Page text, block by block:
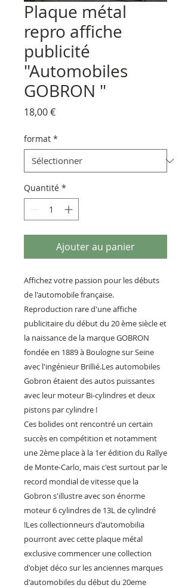
Plaque métal
repro affiche
publicité
"Automobiles
GOBRON "
18,00 €Prix
format *
Quantité *
Ajouter au panier
Affichez votre passion pour les débuts
de l'automobile française.
Reproduction rare d'une affiche
publicitaire du début du 20 ème siècle et
la naissance de la marque GOBRON
fondée en 1889 à Boulogne sur Seine
avec l'ingénieur Brillié.Les automobiles
Gobron étaient des autos puissantes
avec leur moteur Bi-cylindres et deux
pistons par cylindre !
Ces bolides ont rencontré un certain
succès en compétition et notamment
une 2ème place à la 1er édition du Rallye
de Monte-Carlo, mais c'est surtout par le
record mondial de vitesse que la
Gobron s'illustre avec son énorme
moteur 6 cylindres de 13L de cylindré
!Les collectionneurs d'automobilia
pourront avec cette plaque métal
exclusive commencer une collection
d'objet déco sur les anciennes marques
d'automobiles du début du 20eme